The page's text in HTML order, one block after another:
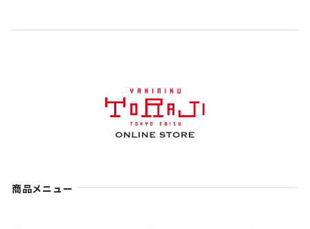
商品メニュー